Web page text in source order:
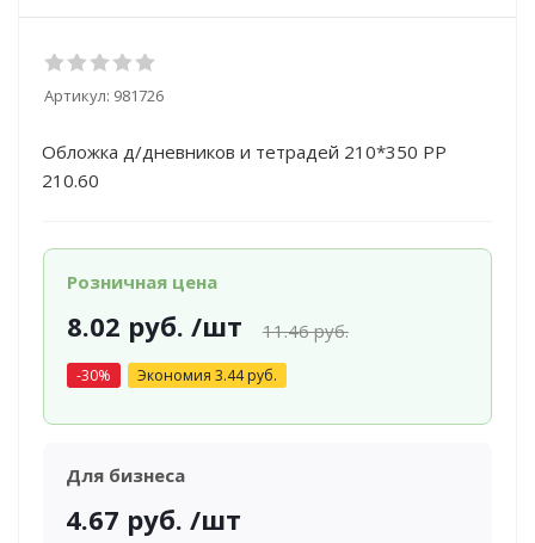
Артикул: 981726
Обложка д/дневников и тетрадей 210*350 PP
210.60
Розничная цена
8.02 руб. /шт 11.46руб.
-30% Экономия 3.44руб.
Для бизнеса
4.67 руб. /шт